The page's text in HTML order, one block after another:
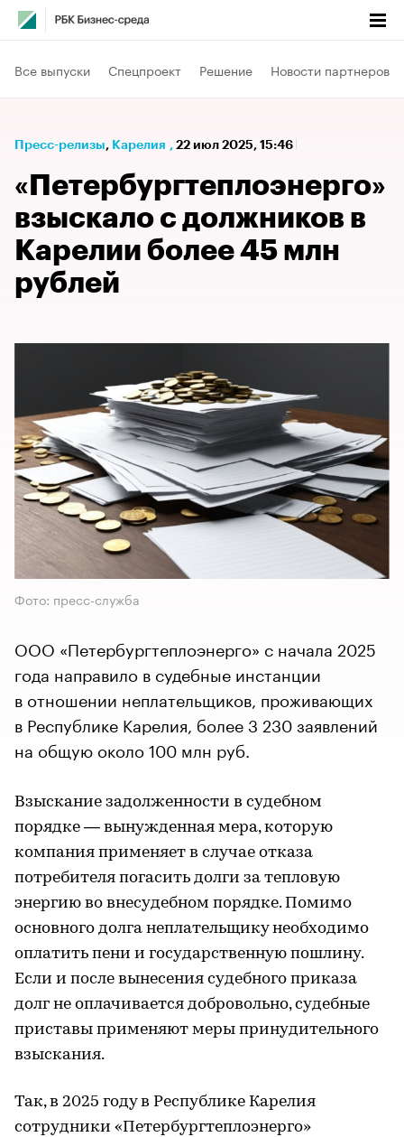
Все выпуски Спецпроект Решение Новости партнеров
Пресс-релизы⁠, Карелия , 22 июл 2025, 15:46
«Петербургтеплоэнерго»
взыскало с должников в
Карелии более 45 млн
рублей
Фото: пресс-служба
ООО «Петербургтеплоэнерго» с начала 2025
года направило в судебные инстанции
в отношении неплательщиков, проживающих
в Республике Карелия, более 3 230 заявлений
на общую около 100 млн руб.
Взыскание задолженности в судебном
порядке — вынужденная мера, которую
компания применяет в случае отказа
потребителя погасить долги за тепловую
энергию во внесудебном порядке. Помимо
основного долга неплательщику необходимо
оплатить пени и государственную пошлину.
Если и после вынесения судебного приказа
долг не оплачивается добровольно, судебные
приставы применяют меры принудительного
взыскания.
Так, в 2025 году в Республике Карелия
сотрудники «Петербургтеплоэнерго»